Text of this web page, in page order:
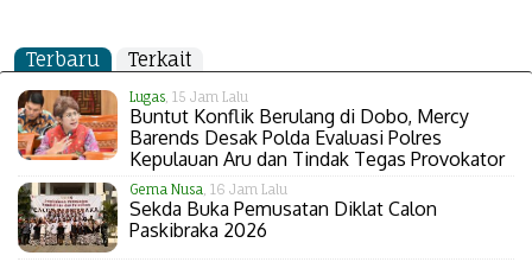
Terbaru Terkait
Lugas, 15 Jam Lalu
Buntut Konflik Berulang di Dobo, Mercy
Barends Desak Polda Evaluasi Polres
Kepulauan Aru dan Tindak Tegas Provokator
Gema Nusa, 16 Jam Lalu
Sekda Buka Pemusatan Diklat Calon
Paskibraka 2026